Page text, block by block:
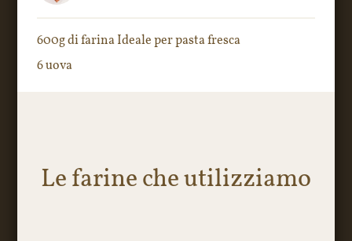
600g di farina Ideale per pasta fresca
6 uova
Le farine che utilizziamo